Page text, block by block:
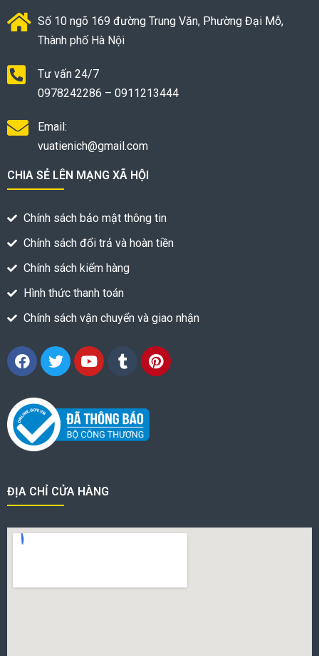
Số 10 ngõ 169 đường Trung Văn, Phường Đại Mỗ,
Thành phố Hà Nội
Tư vấn 24/7
0978242286 – 0911213444
Email:
vuatienich@gmail.com
CHIA SẺ LÊN MẠNG XÃ HỘI
Chính sách bảo mật thông tin
Chính sách đổi trả và hoàn tiền
Chính sách kiểm hàng
Hình thức thanh toán
Chính sách vận chuyển và giao nhận
ĐỊA CHỈ CỬA HÀNG